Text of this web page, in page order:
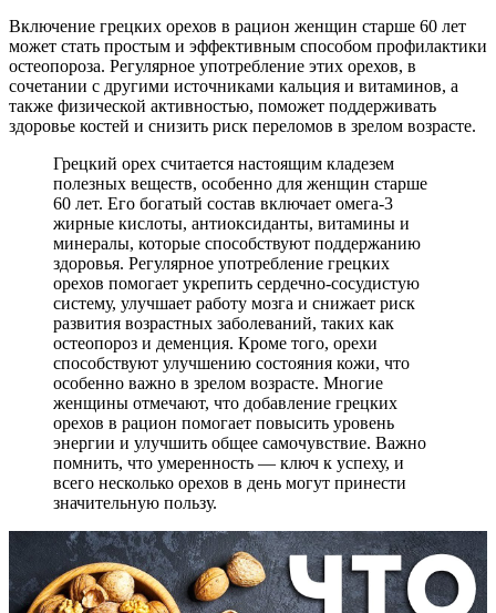
Включение грецких орехов в рацион женщин старше 60 лет
может стать простым и эффективным способом профилактики
остеопороза. Регулярное употребление этих орехов, в
сочетании с другими источниками кальция и витаминов, а
также физической активностью, поможет поддерживать
здоровье костей и снизить риск переломов в зрелом возрасте.
Грецкий орех считается настоящим кладезем
полезных веществ, особенно для женщин старше
60 лет. Его богатый состав включает омега-3
жирные кислоты, антиоксиданты, витамины и
минералы, которые способствуют поддержанию
здоровья. Регулярное употребление грецких
орехов помогает укрепить сердечно-сосудистую
систему, улучшает работу мозга и снижает риск
развития возрастных заболеваний, таких как
остеопороз и деменция. Кроме того, орехи
способствуют улучшению состояния кожи, что
особенно важно в зрелом возрасте. Многие
женщины отмечают, что добавление грецких
орехов в рацион помогает повысить уровень
энергии и улучшить общее самочувствие. Важно
помнить, что умеренность — ключ к успеху, и
всего несколько орехов в день могут принести
значительную пользу.